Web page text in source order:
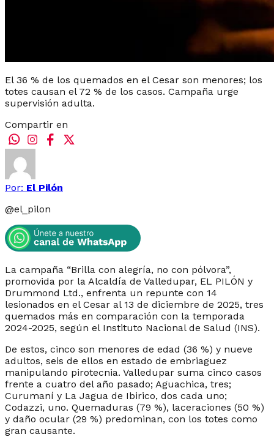
El 36 % de los quemados en el Cesar son menores; los
totes causan el 72 % de los casos. Campaña urge
supervisión adulta.
Compartir en
Por: El Pilón
@el_pilon
La campaña “Brilla con alegría, no con pólvora”,
promovida por la Alcaldía de Valledupar, EL PILÓN y
Drummond Ltd., enfrenta un repunte con 14
lesionados en el Cesar al 13 de diciembre de 2025, tres
quemados más en comparación con la temporada
2024-2025, según el Instituto Nacional de Salud (INS).
De estos, cinco son menores de edad (36 %) y nueve
adultos, seis de ellos en estado de embriaguez
manipulando pirotecnia. Valledupar suma cinco casos
frente a cuatro del año pasado; Aguachica, tres;
Curumaní y La Jagua de Ibirico, dos cada uno;
Codazzi, uno. Quemaduras (79 %), laceraciones (50 %)
y daño ocular (29 %) predominan, con los totes como
gran causante.